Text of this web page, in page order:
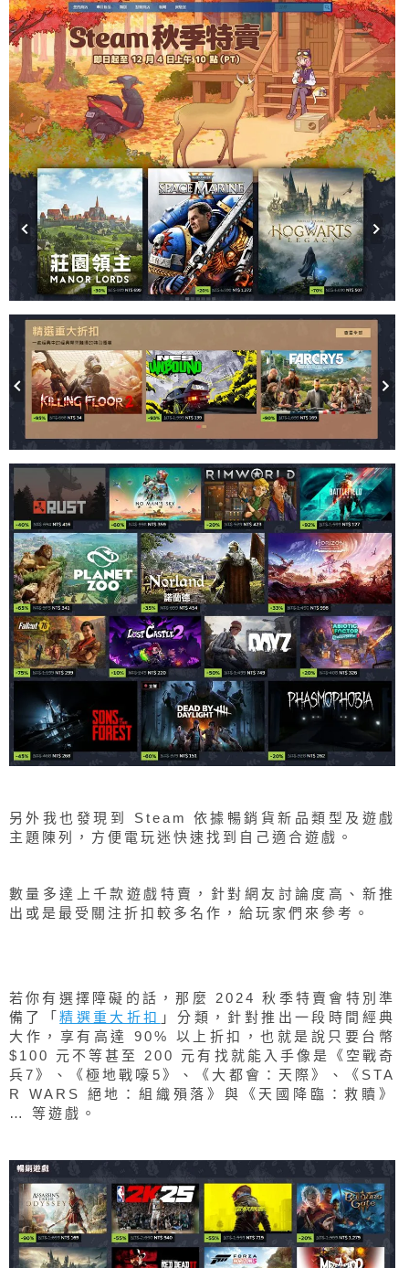
另外我也發現到 Steam 依據暢銷貨新品類型及遊戲
主題陳列，方便電玩迷快速找到自己適合遊戲。
數量多達上千款遊戲特賣，針對網友討論度高、新推
出或是最受關注折扣較多名作，給玩家們來參考。
若你有選擇障礙的話，那麼 2024 秋季特賣會特別準
備了「精選重大折扣 」分類，針對推出一段時間經典
大作，享有高達 90% 以上折扣，也就是說只要台幣
$100 元不等甚至 200 元有找就能入手像是《空戰奇
兵7》、《極地戰嚎5》、《大都會：天際》、《STA
R WARS 絕地：組織殞落》與《天國降臨：救贖》
… 等遊戲。